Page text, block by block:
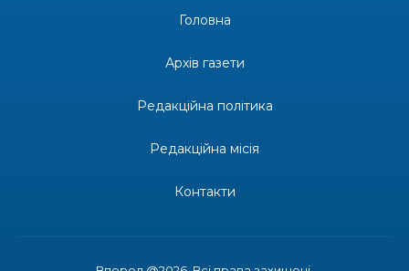
територіальної громади
«Дві музи» у Рівному: свято краси, мистецтва
епідеміолог, зоолог
Головна
Архів газети
Редакційна політика
Редакційна місія
Контакти